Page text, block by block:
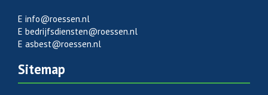
E info@roessen.nl
E bedrijfsdiensten@roessen.nl
E asbest@roessen.nl
Sitemap